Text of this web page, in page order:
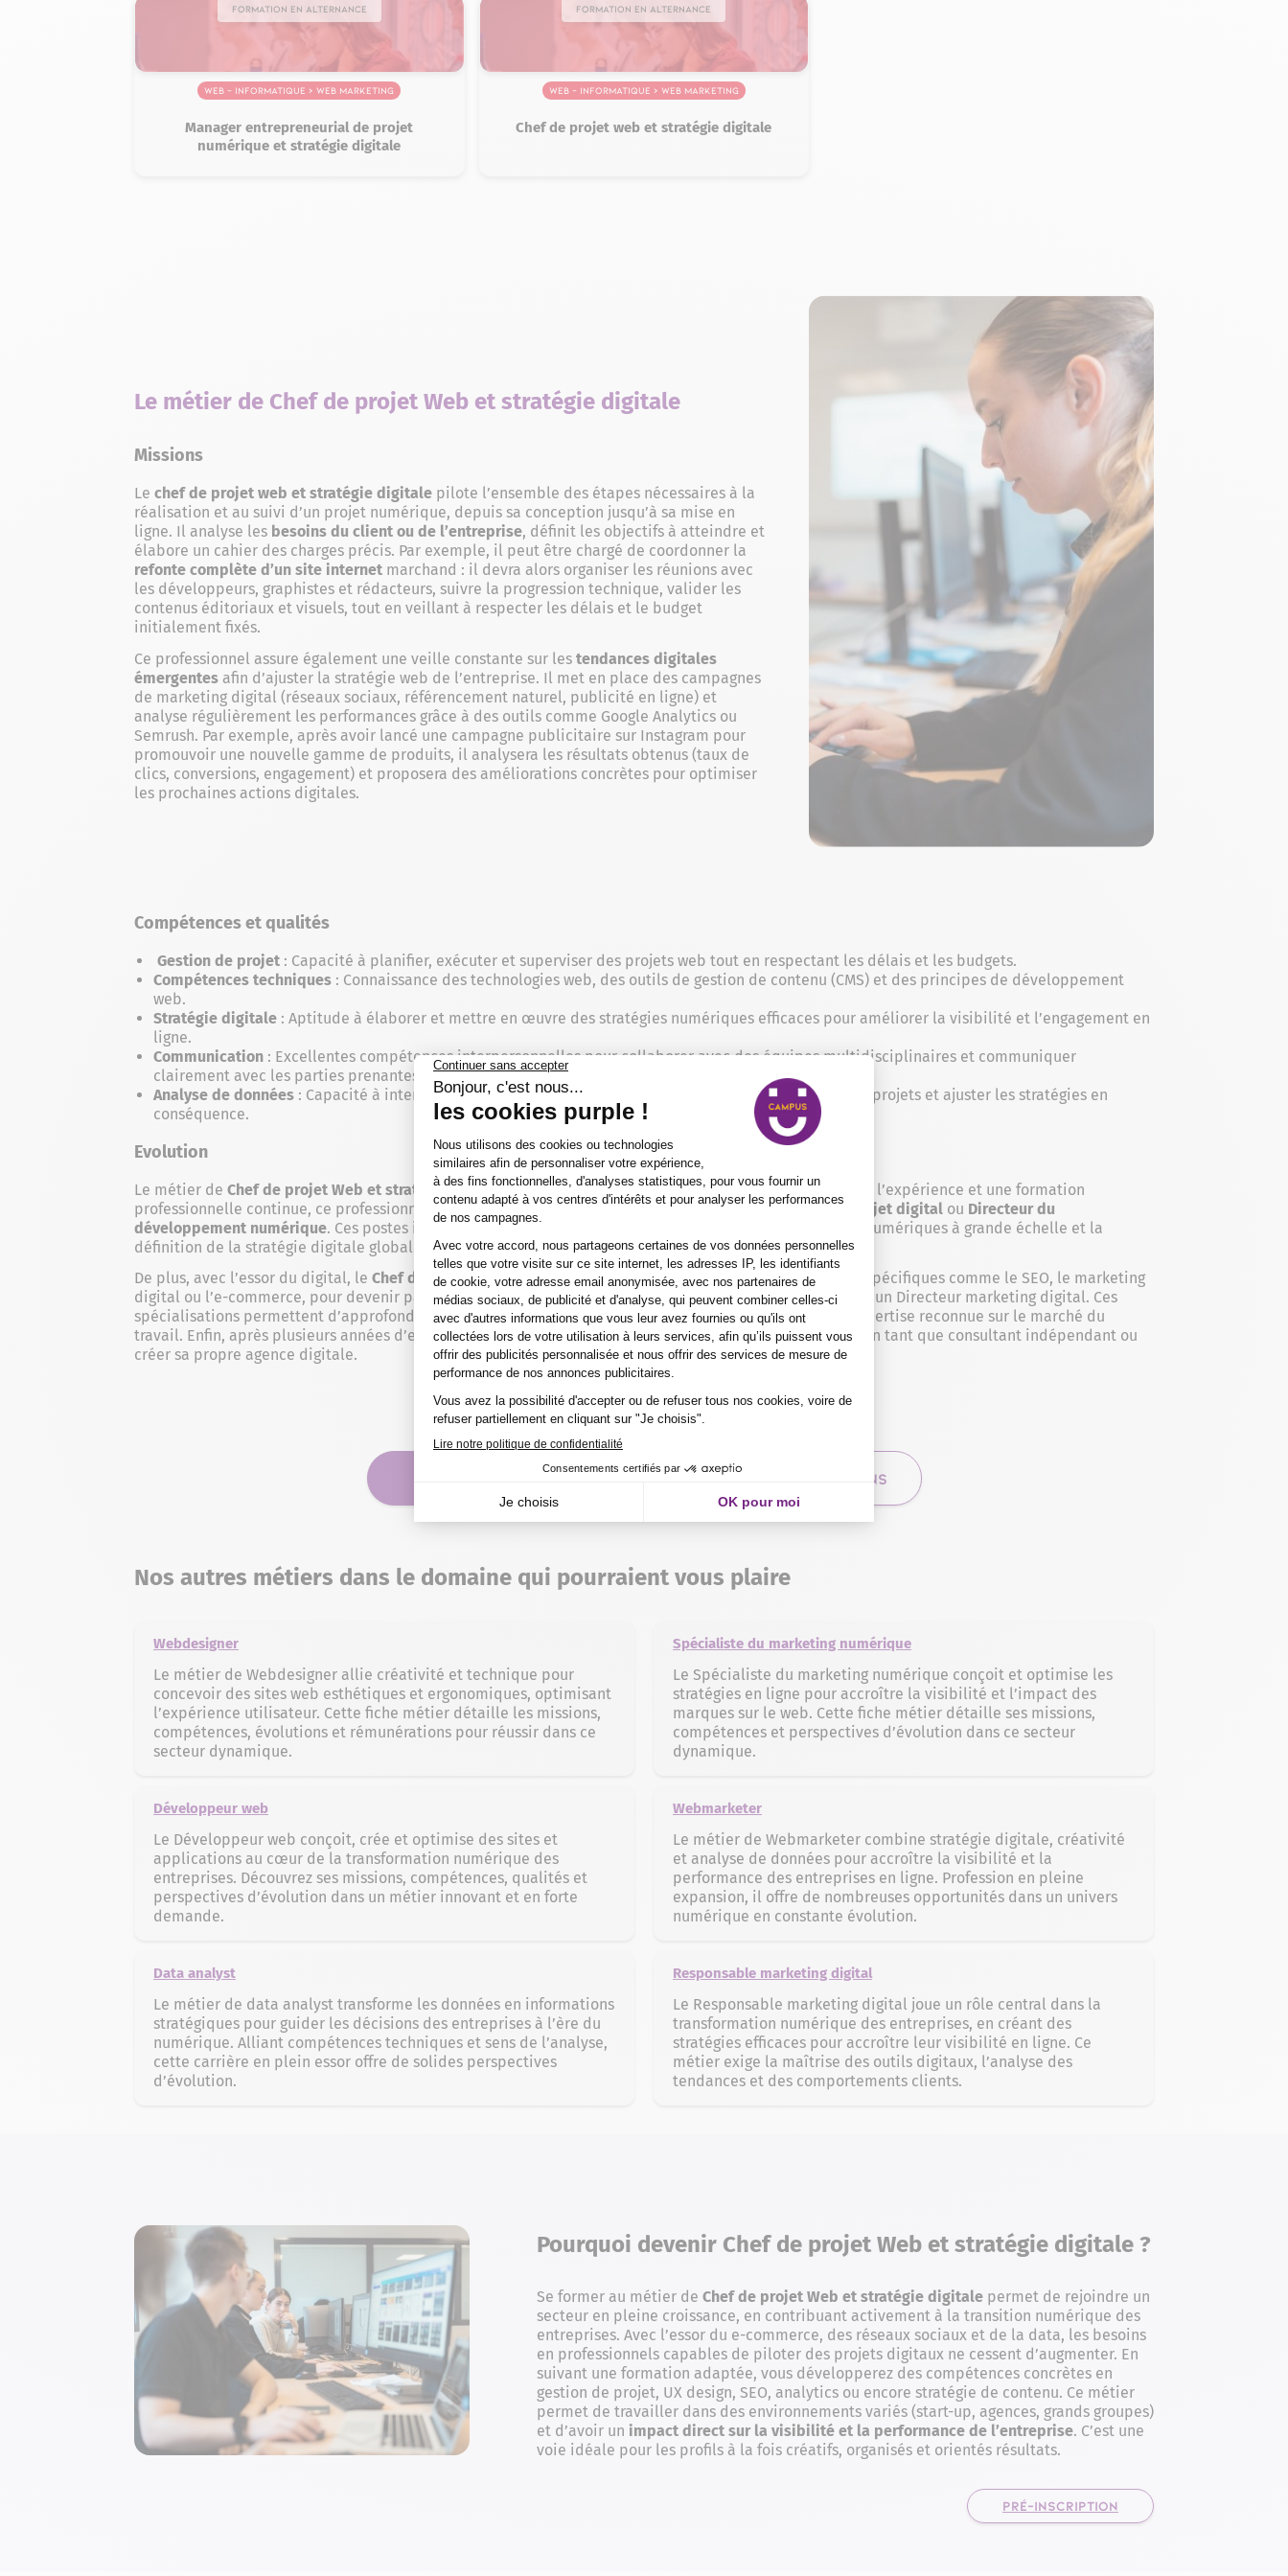
Formation en alternance
Web – Informatique > Web marketing
Manager entrepreneurial de projet
numérique et stratégie digitale
Formation en alternance
Web – Informatique > Web marketing
Chef de projet web et stratégie digitale
Le métier de Chef de projet Web et stratégie digitale
Missions
Le chef de projet web et stratégie digitale pilote l’ensemble des étapes nécessaires à la
réalisation et au suivi d’un projet numérique, depuis sa conception jusqu’à sa mise en
ligne. Il analyse les besoins du client ou de l’entreprise, définit les objectifs à atteindre et
élabore un cahier des charges précis. Par exemple, il peut être chargé de coordonner la
refonte complète d’un site internet marchand : il devra alors organiser les réunions avec
les développeurs, graphistes et rédacteurs, suivre la progression technique, valider les
contenus éditoriaux et visuels, tout en veillant à respecter les délais et le budget
initialement fixés.
Ce professionnel assure également une veille constante sur les tendances digitales
émergentes afin d’ajuster la stratégie web de l’entreprise. Il met en place des campagnes
de marketing digital (réseaux sociaux, référencement naturel, publicité en ligne) et
analyse régulièrement les performances grâce à des outils comme Google Analytics ou
Semrush. Par exemple, après avoir lancé une campagne publicitaire sur Instagram pour
promouvoir une nouvelle gamme de produits, il analysera les résultats obtenus (taux de
clics, conversions, engagement) et proposera des améliorations concrètes pour optimiser
les prochaines actions digitales.
Compétences et qualités
Gestion de projet : Capacité à planifier, exécuter et superviser des projets web tout en respectant les délais et les budgets.
Compétences techniques : Connaissance des technologies web, des outils de gestion de contenu (CMS) et des principes de développement
web.
Stratégie digitale : Aptitude à élaborer et mettre en œuvre des stratégies numériques efficaces pour améliorer la visibilité et l’engagement en
ligne.
Communication : Excellentes compétences interpersonnelles pour collaborer avec des équipes multidisciplinaires et communiquer
clairement avec les parties prenantes.
Analyse de données : Capacité à interpréter les données analytiques pour évaluer la performance des projets et ajuster les stratégies en
conséquence.
Evolution
Le métier de Chef de projet Web et stratégie digitaleoffre de nombreuses perspectives d’évolution. Avec l’expérience et une formation
professionnelle continue, ce professionnel peut aspirer à des postes plus élevés tels queDirecteur de projet digital ou Directeur du
développement numérique. Ces postes impliquent une responsabilité accrue dans la gestion de projets numériques à grande échelle et la
définition de la stratégie digitale globale d’une entreprise.
De plus, avec l’essor du digital, le Chef de projet Webpeut également se spécialiser dans des domaines spécifiques comme le SEO, le marketing
digital ou l’e-commerce, pour devenir par exemple un Responsable SEO, un Responsable e-commerce ou un Directeur marketing digital. Ces
spécialisations permettent d’approfondir ses compétences dans un domaine précis et d’acquérir une expertise reconnue sur le marché du
travail. Enfin, après plusieurs années d’expérience, le Chef de projet Web peut aussi choisir de se lancer en tant que consultant indépendant ou
créer sa propre agence digitale.
PRÉ-INSCRIPTION DEMANDE D'INFORMATIONS
Nos autres métiers dans le domaine qui pourraient vous plaire
Webdesigner
Le métier de Webdesigner allie créativité et technique pour
concevoir des sites web esthétiques et ergonomiques, optimisant
l’expérience utilisateur. Cette fiche métier détaille les missions,
compétences, évolutions et rémunérations pour réussir dans ce
secteur dynamique.
Spécialiste du marketing numérique
Le Spécialiste du marketing numérique conçoit et optimise les
stratégies en ligne pour accroître la visibilité et l’impact des
marques sur le web. Cette fiche métier détaille ses missions,
compétences et perspectives d’évolution dans ce secteur
dynamique.
Développeur web
Le Développeur web conçoit, crée et optimise des sites et
applications au cœur de la transformation numérique des
entreprises. Découvrez ses missions, compétences, qualités et
perspectives d’évolution dans un métier innovant et en forte
demande.
Webmarketer
Le métier de Webmarketer combine stratégie digitale, créativité
et analyse de données pour accroître la visibilité et la
performance des entreprises en ligne. Profession en pleine
expansion, il offre de nombreuses opportunités dans un univers
numérique en constante évolution.
Data analyst
Le métier de data analyst transforme les données en informations
stratégiques pour guider les décisions des entreprises à l’ère du
numérique. Alliant compétences techniques et sens de l’analyse,
cette carrière en plein essor offre de solides perspectives
d’évolution.
Responsable marketing digital
Le Responsable marketing digital joue un rôle central dans la
transformation numérique des entreprises, en créant des
stratégies efficaces pour accroître leur visibilité en ligne. Ce
métier exige la maîtrise des outils digitaux, l’analyse des
tendances et des comportements clients.
Pourquoi devenir Chef de projet Web et stratégie digitale ?
Se former au métier de Chef de projet Web et stratégie digitale permet de rejoindre un
secteur en pleine croissance, en contribuant activement à la transition numérique des
entreprises. Avec l’essor du e-commerce, des réseaux sociaux et de la data, les besoins
en professionnels capables de piloter des projets digitaux ne cessent d’augmenter. En
suivant une formation adaptée, vous développerez des compétences concrètes en
gestion de projet, UX design, SEO, analytics ou encore stratégie de contenu. Ce métier
permet de travailler dans des environnements variés (start-up, agences, grands groupes)
et d’avoir un impact direct sur la visibilité et la performance de l’entreprise. C’est une
voie idéale pour les profils à la fois créatifs, organisés et orientés résultats.
PRÉ-INSCRIPTION